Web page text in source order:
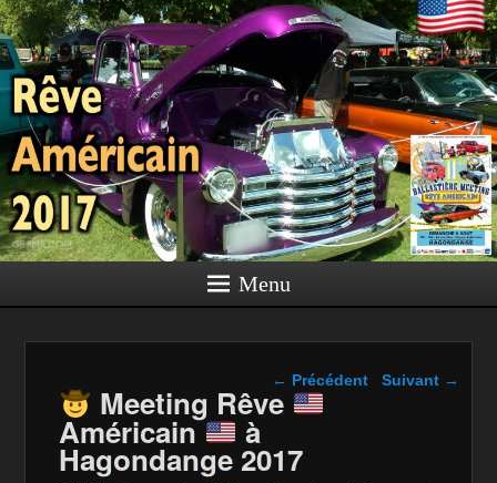
Menu
Navigation dans les
← Précédent Suivant →
Meeting Rêve
Américain à
Hagondange 2017